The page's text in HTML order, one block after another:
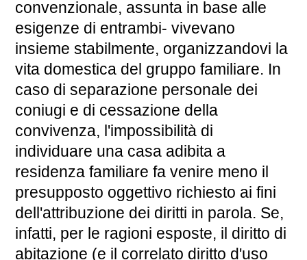
convenzionale, assunta in base alle
esigenze di entrambi- vivevano
insieme stabilmente, organizzandovi la
vita domestica del gruppo familiare. In
caso di separazione personale dei
coniugi e di cessazione della
convivenza, l'impossibilità di
individuare una casa adibita a
residenza familiare fa venire meno il
presupposto oggettivo richiesto ai fini
dell'attribuzione dei diritti in parola. Se,
infatti, per le ragioni esposte, il diritto di
abitazione (e il correlato diritto d'uso